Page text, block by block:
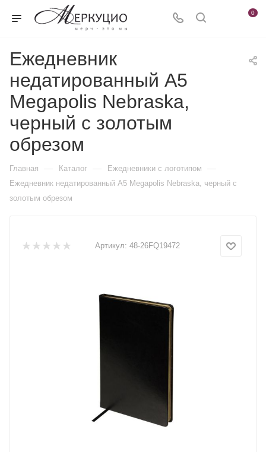
0
Ежедневник
недатированный А5
Megapolis Nebraska,
черный с золотым
обрезом
Главная — Каталог — Ежедневники c логотипом —
Ежедневник недатированный А5 Megapolis Nebraska, черный с
золотым обрезом
Артикул: 48-26FQ19472